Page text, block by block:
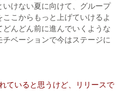
けない夏に向けて、グループ
こからもっと上げていけるよ
んどん前に進んでいくような
ベーションで今はステージに
ていると思うけど、リリースで